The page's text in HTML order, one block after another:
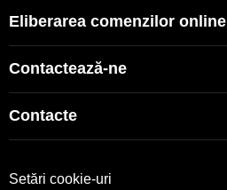
Eliberarea comenzilor online
Contactează-ne
Contacte
Setări cookie-uri